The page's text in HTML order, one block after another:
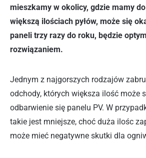
mieszkamy w okolicy, gdzie mamy
większą ilościach pyłów, może się
paneli trzy razy do roku, będzie
rozwiązaniem.
Jednym z najgorszych rodzajów
odchody, których większa ilość może
odbarwienie się panelu PV. W
takie jest mniejsze, choć duża ilośc
może mieć negatywne skutki dla